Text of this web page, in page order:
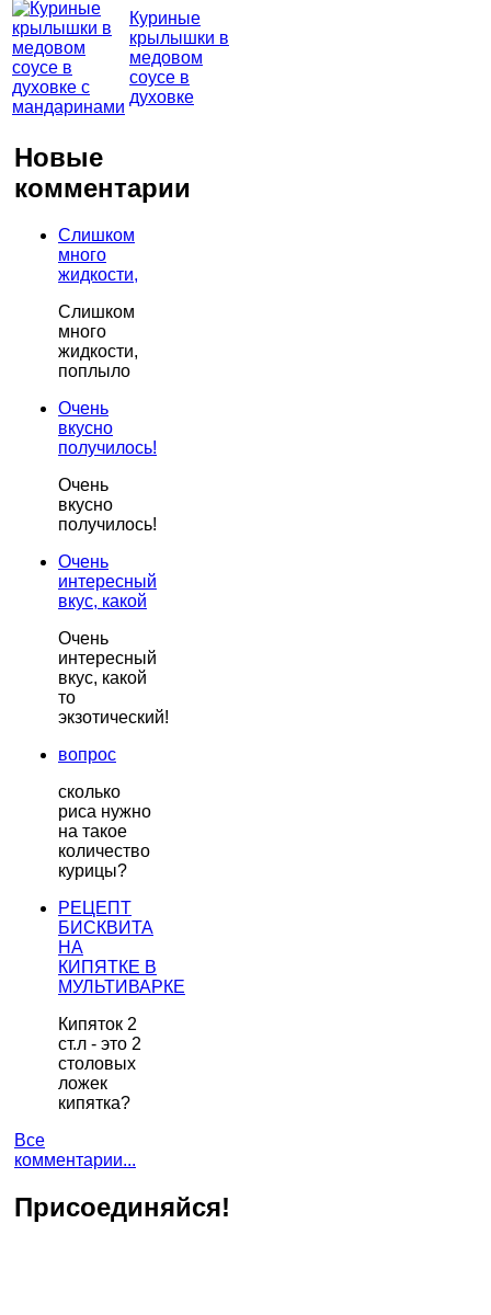
Куриные
крылышки в
медовом
соусе в
духовке
Новые
комментарии
Слишком
много
жидкости,
Слишком
много
жидкости,
поплыло
Очень
вкусно
получилось!
Очень
вкусно
получилось!
Очень
интересный
вкус, какой
Очень
интересный
вкус, какой
то
экзотический!
вопрос
сколько
риса нужно
на такое
количество
курицы?
РЕЦЕПТ
БИСКВИТА
НА
КИПЯТКЕ В
МУЛЬТИВАРКЕ
Кипяток 2
ст.л - это 2
столовых
ложек
кипятка?
Все
комментарии...
Присоединяйся!